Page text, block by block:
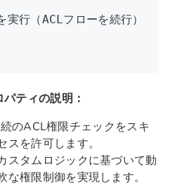
行（ACLフローを続行）
パティの説明：
続のACL権限チェックをスキ
スを許可します。
スタムロジックに基づいて動
な権限制御を実現します。